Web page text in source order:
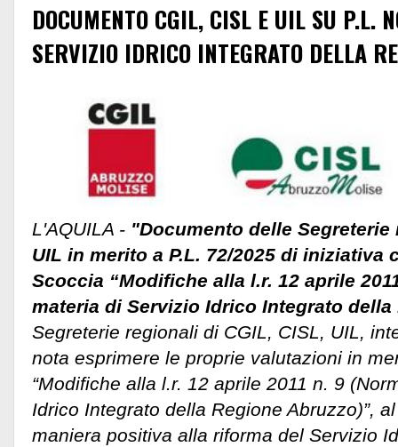
DOCUMENTO CGIL, CISL E UIL SU P.L.
SERVIZIO IDRICO INTEGRATO DELLA
L'AQUILA - "Documento delle Segreterie
UIL in merito a P.L. 72/2025 di iniziativa
Scoccia “Modifiche alla l.r. 12 aprile
materia di Servizio Idrico Integrato della
Segreterie regionali di CGIL, CISL, UIL,
nota esprimere le proprie valutazioni in
“Modifiche alla l.r. 12 aprile 2011 n. 9
Idrico Integrato della Regione Abruzzo)”,
maniera positiva alla riforma del Servizio